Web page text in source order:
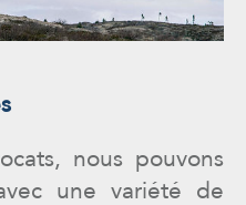
nous pouvons
une variété de